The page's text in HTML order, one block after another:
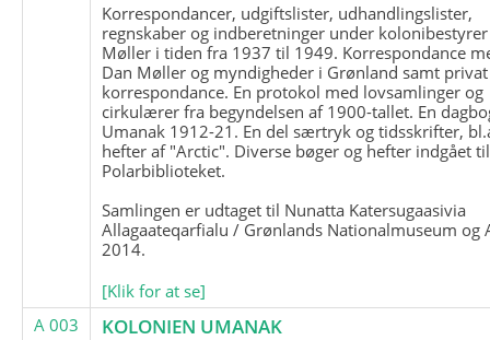
Korrespondancer, udgiftslister, udhandlingslister,
regnskaber og indberetninger under
Møller i tiden fra 1937 til 1949. Korrespondance
Dan Møller og myndigheder i Grønland samt privat
korrespondance. En protokol med lovsamlinger og
cirkulærer fra begyndelsen af 1900-tallet. En
Umanak 1912-21. En del særtryk og tidsskrifter,
hefter af "Arctic". Diverse bøger og hefter indgået til
Polarbiblioteket.
Samlingen er udtaget til Nunatta Katersugaasivia
Allagaateqarfialu / Grønlands Nationalmuseum og
2014.
[Klik for at se]
A 003
KOLONIEN UMANAK